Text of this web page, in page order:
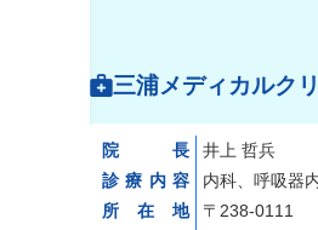
三浦メディカルク
院長
井上 哲兵
診療内容
内科、呼吸器
所在地
〒238-0111